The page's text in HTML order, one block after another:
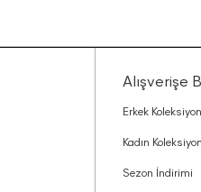
Alışverişe
Erkek
Kadın
Sezon İndirimi